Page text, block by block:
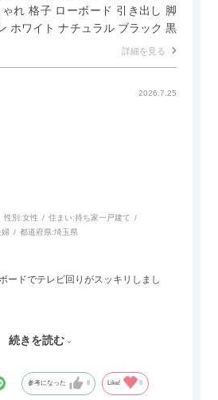
い間取りなので、背面まできれいに仕
も気に入っています。どの角度から見
を損ないません。
ジャパンディのインテリアにも自然にな
を伸ばしてくつろげるスタイルが理想
て大満足です。オットマンは自由に動
チとして使い、来客時には離してスツ
使い勝手の良さも魅力だと感じていま
れ 格子 ローボード 引き出し 脚
ホワイト ナチュラル ブラック 黒
詳細を見る
2026.7.25
性別:女性 住まい:持ち家一戸建て
婦 都道府県:埼玉県
ードでテレビ回りがスッキリしまし
ドの扉にしまったところリモコンが閉
続きを読む
参考になった 0 Like! 0